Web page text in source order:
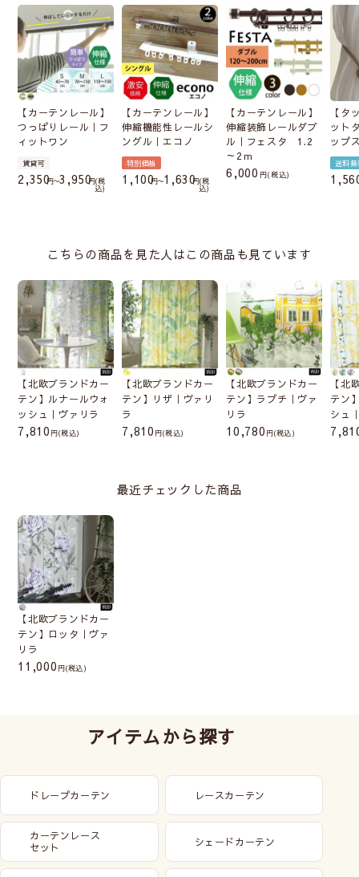
【カーテンレール】
つっぱりレール｜フ
ィットワン
賃貸可
2,350 〜3,950 税
込
【カーテンレール】
伸縮機能性レールシ
ングル｜エコノ
特別価格
1,100 〜1,630 税
込
【カーテンレール】
伸縮装飾レールダブ
ル｜フェスタ 1.2
～2ｍ
6,000 税込
【タ
ット
ップ
送料無
こちらの商品を見た人はこの商品も見ています
【北欧ブランドカー
テン】ルナールウォ
ッシュ｜ヴァリラ
7,810 (税込)
【北欧ブランドカー
テン】リザ｜ヴァリ
ラ
7,810 (税込)
【北欧ブランドカー
テン】ラプチ｜ヴァ
リラ
10,780 (税込)
【北
テン
シュ
最近チェックした商品
【北欧ブランドカー
テン】ロッタ｜ヴァ
リラ
11,000 (税込)
アイテムから探す
ドレープカーテン レースカーテン
カーテンレース
セット
シェードカーテン